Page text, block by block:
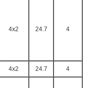
4x2 24.7 4
4x2 24.7 4